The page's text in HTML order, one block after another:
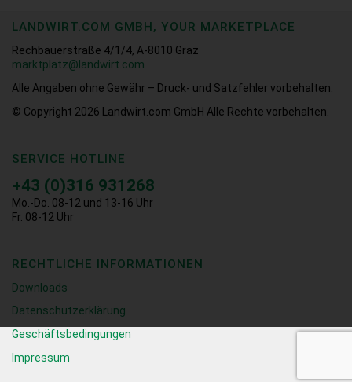
LANDWIRT.COM GMBH, YOUR MARKETPLACE
Rechbauerstraße 4/1/4, A-8010 Graz
marktplatz@landwirt.com
Alle Angaben ohne Gewähr – Druck- und Satzfehler vorbehalten.
© Copyright 2026
Landwirt.com GmbH Alle Rechte vorbehalten.
SERVICE HOTLINE
+43 (0)316 931268
Mo.-Do. 08-12 und 13-16 Uhr
Fr. 08-12 Uhr
RECHTLICHE INFORMATIONEN
Downloads
Datenschutzerklärung
Geschäftsbedingungen
Impressum